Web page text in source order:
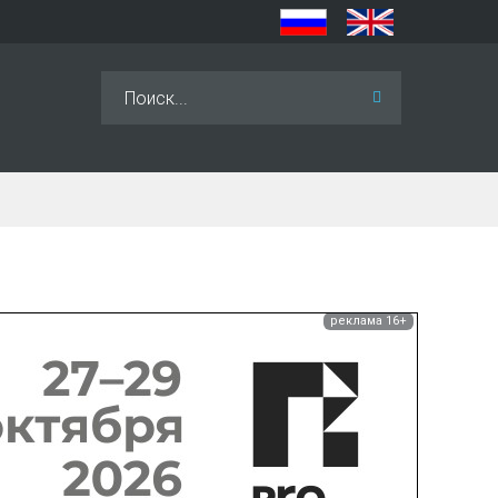
реклама 16+